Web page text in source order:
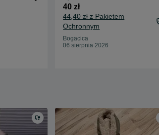
40 zł
44,40 zł z Pakietem
Ochronnym
Bogacica
06 sierpnia 2026